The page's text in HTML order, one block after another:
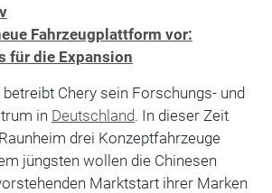
Fahrzeugplattform vor:
für die Expansion
Chery sein Forschungs- und
in Deutschland. In dieser Zeit
drei Konzeptfahrzeuge
jüngsten wollen die Chinesen
Marktstart ihrer Marken